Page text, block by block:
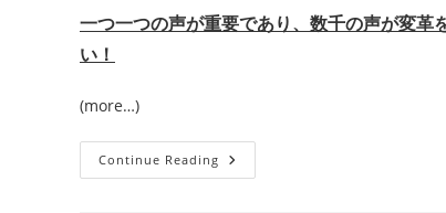
一つ一つの声が重要であり、数千の声が変
い！
(more…)
Continue Reading NET
が